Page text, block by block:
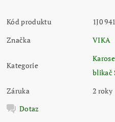
Kód produktu
1J0
Značka
VIKA
Kategorie
blikač
Záruka
2 roky
Dotaz